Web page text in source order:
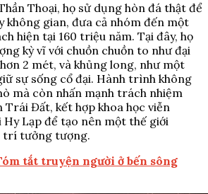
Thoại, họ sử dụng hòn đá thật để
không gian, đưa cả nhóm đến một
hiện tại 160 triệu năm. Tại đây, họ
kỳ vĩ với chuồn chuồn to như đại
2 mét, và khủng long, như một
sự sống cổ đại. Hành trình không
mà còn nhấn mạnh trách nhiệm
Trái Đất, kết hợp khoa học viễn
Lạp để tạo nên một thế giới
trí tưởng tượng.
tắt truyện người ở bến sông